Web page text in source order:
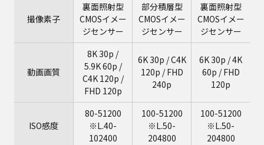
撮像素子
裏面照射型
CMOSイメー
ジセンサー
部分積層型
CMOSイメー
ジセンサー
裏面照射型
CMOSイメー
ジセンサー
動画画質
8K 30p /
5.9K 60p /
C4K 120p /
FHD 120p
6K 30p / C4K
120p / FHD
240p
6K 30p / 4K
60p / FHD
120p
ISO感度
80-51200
※L.40-
102400
100-51200
※L.50-
204800
100-51200
※L.50-
204800